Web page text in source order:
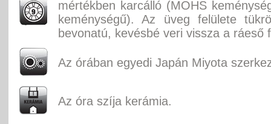
mértékben karcálló (MOHS
keménységű). Az üveg felülete
bevonatú, kevésbé veri vissza a ráeső
Az órában egyedi Japán Miyota
Az óra szíja kerámia.